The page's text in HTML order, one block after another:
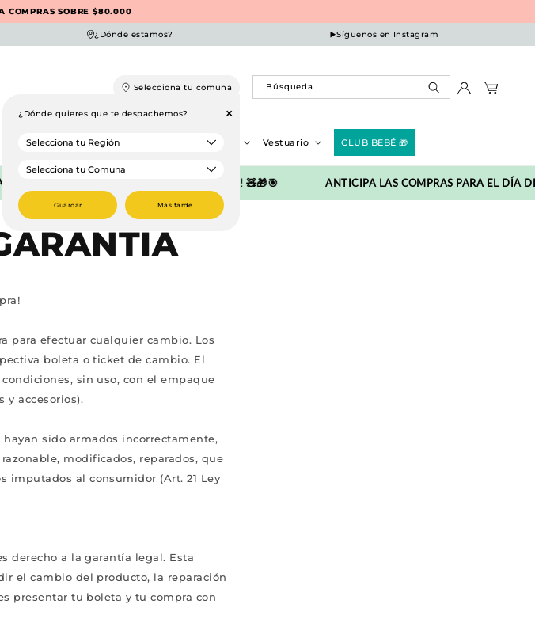
EN RM (Recibe en 90 min)
COMPRAS SOBRE $80.000
¿Dónde estamos? ▶️Síguenos en Instagram
Maternidad y Lactancia Muebles y Deco Vestuario CLUB BEBÉ 🎁
Selecciona tu comuna
¿Dónde quieres que te despachemos? +
Guardar Más tarde
Búsqueda
DÍA DEL NIÑ@ CON SUPER DESCUENTOS!! 🧸🎁🎯 ANTICIPA LAS COMPRAS PARA EL DÍA
para efectuar cualquier cambio. Los
boleta o ticket de cambio. El
sin uso, con el empaque
y accesorios).
sido armados incorrectamente,
modificados, reparados, que
imputados al consumidor (Art. 21 Ley
derecho a la garantía legal. Esta
el cambio del producto, la reparación
presentar tu boleta y tu compra con